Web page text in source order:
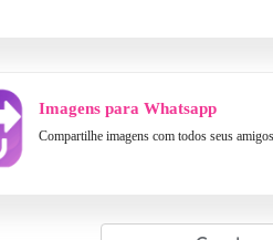
Imagens para Whatsapp
Compartilhe imagens com todos seus